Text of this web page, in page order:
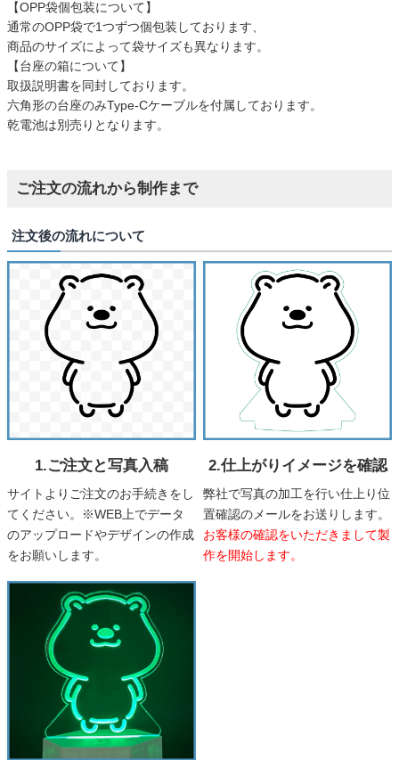
【OPP袋個包装について】
通常のOPP袋で1つずつ個包装しております、
商品のサイズによって袋サイズも異なります。
【台座の箱について】
取扱説明書を同封しております。
六角形の台座のみType-Cケーブルを付属しております。
乾電池は別売りとなります。
ご注文の流れから制作まで
注文後の流れについて
1.ご注文と写真入稿
サイトよりご注文のお手続きをし
てください。※WEB上でデータ
のアップロードやデザインの作成
をお願いします。
2.仕上がりイメージを確認
弊社で写真の加工を行い仕上り位
置確認のメールをお送りします。
お客様の確認をいただきまして製
作を開始します。